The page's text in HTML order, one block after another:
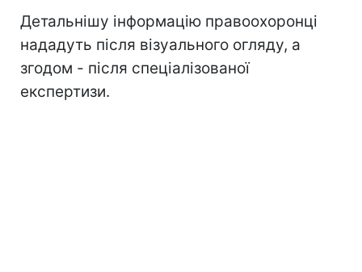
Детальнішу інформацію правоохоронці
нададуть після візуального огляду, а
згодом - після спеціалізованої
експертизи.